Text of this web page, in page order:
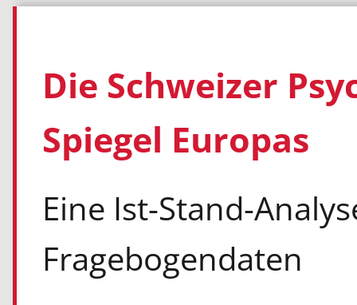
Die Schweizer
Spiegel Europas
Eine Ist-Stand-
Fragebogendaten